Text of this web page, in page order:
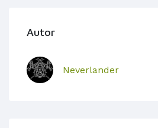
Autor
Neverlander